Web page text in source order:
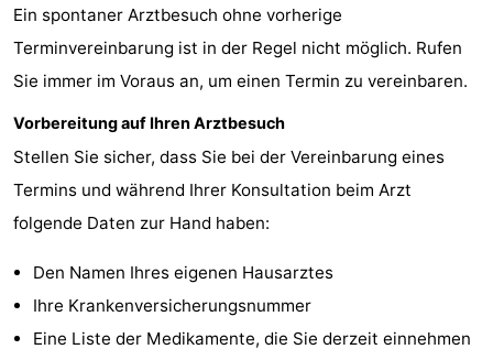
Aussichtspunkte
Übernachten
Appartements
Bosch
en
Zee
-
De
Vlijt
-
Hoeve
Holland
Land
-
Ein spontaner Arztbesuch ohne vorherige
Terminvereinbarung ist in der Regel nicht möglich. Rufen
Sie immer im Voraus an, um einen Termin zu vereinbaren.
Vorbereitung auf Ihren Arztbesuch
Stellen Sie sicher, dass Sie bei der Vereinbarung eines
Termins und während Ihrer Konsultation beim Arzt
folgende Daten zur Hand haben:
Den Namen Ihres eigenen Hausarztes
Ihre Krankenversicherungsnummer
Eine Liste der Medikamente, die Sie derzeit einnehmen